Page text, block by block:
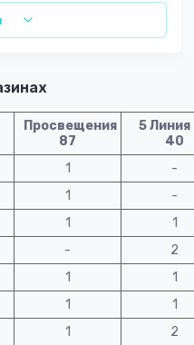
Просвещения
87
5 Линия
40
1
-
1
-
1
1
-
2
1
1
1
1
1
2